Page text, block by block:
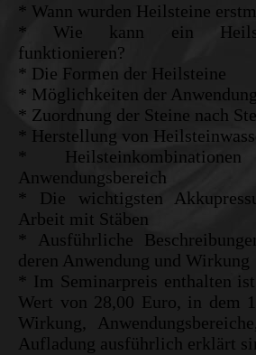
* Wann wurden Heilsteine
* Wie kann ein
funktionieren?
* Die Formen der Heilsteine
* Möglichkeiten der Anwendung
* Zuordnung der Steine nach
* Herstellung von
*
Anwendungsbereich
* Die wichtigsten
Arbeit mit Stäben
* Ausführliche
deren Anwendung und Wirkung
* Im Seminarpreis enthalten
Wert von 28,00 Euro, in dem
Wirkung,
Aufladung ausführlich erklärt